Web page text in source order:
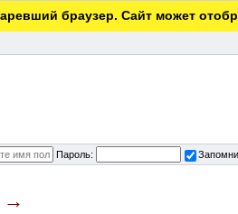
браузер. Сайт может
Пароль:
→